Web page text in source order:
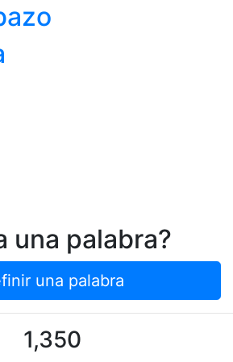
una palabra?
una palabra
1,350